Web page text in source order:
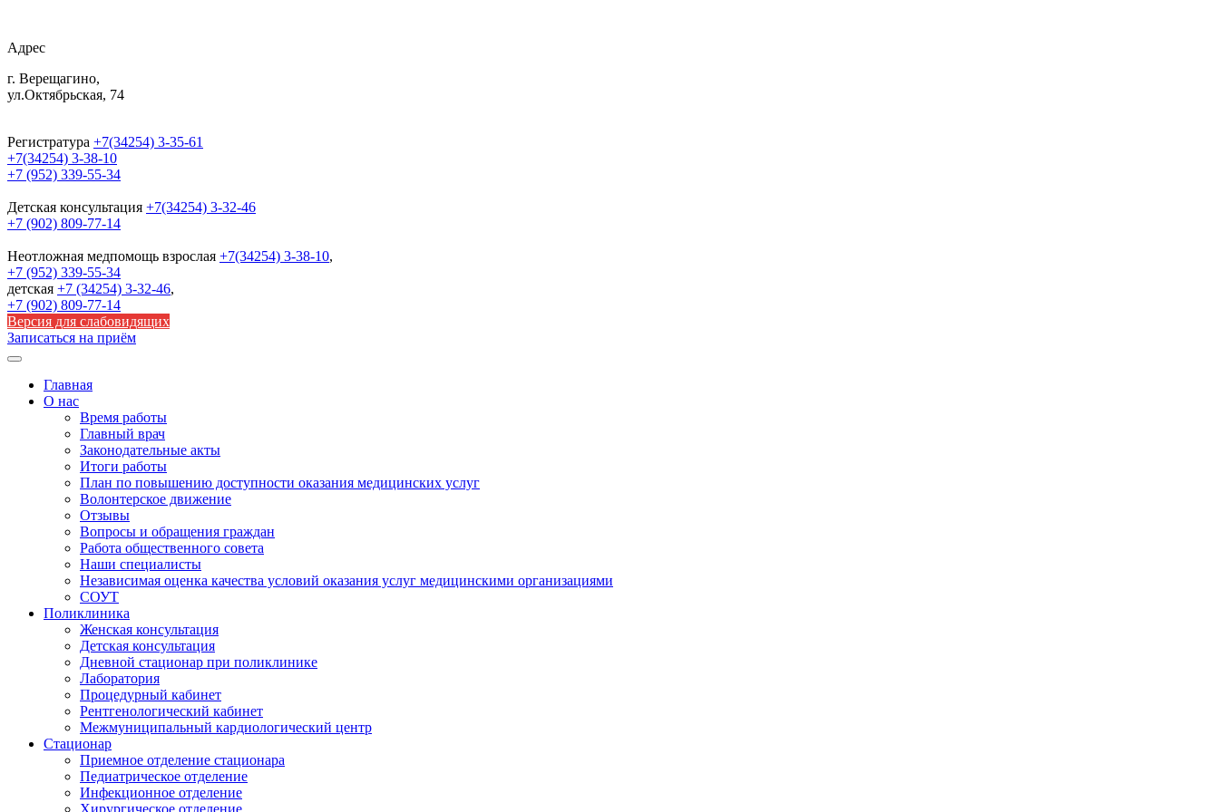
Адрес
г. Верещагино,
ул.Октябрьская, 74
Регистратура +7(34254) 3-35-61
+7(34254) 3-38-10
+7 (952) 339-55-34
Детская консультация +7(34254) 3-32-46
+7 (902) 809-77-14
Неотложная медпомощь взрослая +7(34254) 3-38-10,
+7 (952) 339-55-34
детская +7 (34254) 3-32-46,
+7 (902) 809-77-14
Версия для слабовидящих
Записаться на приём
Главная
О нас
Время работы
Главный врач
Законодательные акты
Итоги работы
План по повышению доступности оказания медицинских услуг
Волонтерское движение
Отзывы
Вопросы и обращения граждан
Работа общественного совета
Наши специалисты
Независимая оценка качества условий оказания услуг медицинскими организациями
СОУТ
Поликлиника
Женская консультация
Детская консультация
Дневной стационар при поликлинике
Лаборатория
Процедурный кабинет
Рентгенологический кабинет
Межмуниципальный кардиологический центр
Стационар
Приемное отделение стационара
Педиатрическое отделение
Инфекционное отделение
Хирургическое отделение